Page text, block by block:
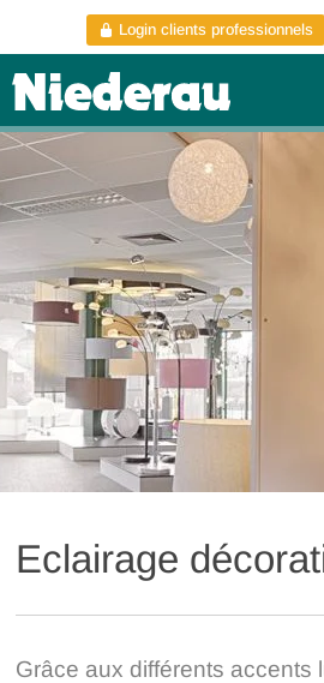
Login clients professionnels
Eclairage
Grâce aux différents accents